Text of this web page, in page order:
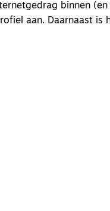
binnen
aan. Daarnaast